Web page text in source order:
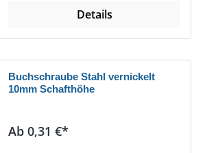
Details
Buchschraube Stahl vernickelt
10mm Schafthöhe
Regulärer Preis:
Ab 0,31 €*